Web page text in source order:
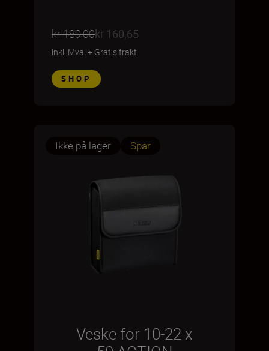
kr 189,00kr 160,65
inkl. Mva. + Gratis frakt
SHOP
Ikke på lager Spar
Veske for 10-22 x